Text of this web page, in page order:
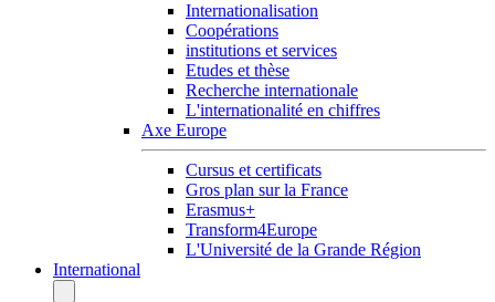
Internationalisation
Coopérations
institutions et services
Etudes et thèse
Recherche internationale
L'internationalité en chiffres
Axe Europe
Cursus et certificats
Gros plan sur la France
Erasmus+
Transform4Europe
L'Université de la Grande Région
International